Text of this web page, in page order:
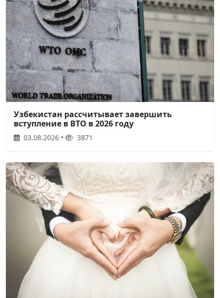
Узбекистан рассчитывает завершить
вступление в ВТО в 2026 году
03.08.2026 • 3871